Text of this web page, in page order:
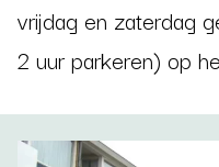
vrijdag en zaterdag
2 uur parkeren) op